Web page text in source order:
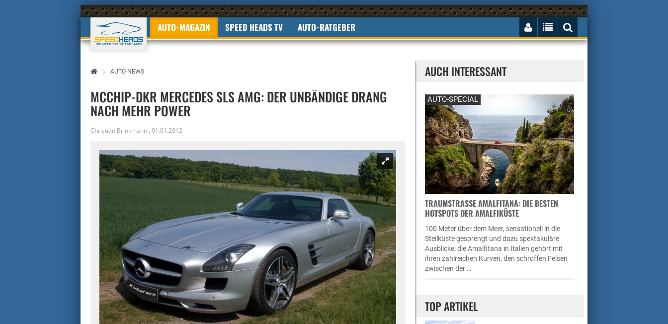
AUTO-MAGAZIN SPEED HEADS TV AUTO-RATGEBER
AUTO-NEWS
MCCHIP-DKR MERCEDES SLS AMG: DER UNBÄNDIGE DRANG
NACH MEHR POWER
Christian Brinkmann , 01.01.2012
AUCH INTERESSANT
AUTO-SPECIAL
TRAUMSTRASSE AMALFITANA: DIE BESTEN H
OTSPOTS DER AMALFIKÜSTE
100 Meter über dem Meer, sensationell in die
Steilküste gesprengt und dazu spektakuläre
Ausblicke: die Amalfitana in Italien gehört mit
ihren zahlreichen Kurven, den schroffen Felsen
zwischen der …
TOP ARTIKEL